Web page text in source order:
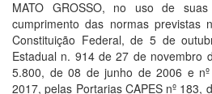
MATO GROSSO, no uso de
cumprimento das normas
Constituição Federal, de 5 de
Estadual n. 914 de 27 de novembro
5.800, de 08 de junho de 2006 e
2017, pelas Portarias CAPES nº 183,